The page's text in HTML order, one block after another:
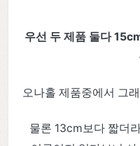
우선 두 제품 둘다
오나홀 제품중에서 그
물론 13cm보다 짧더